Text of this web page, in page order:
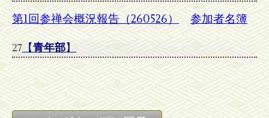
第1回参禅会概況報告（260526） 参加者名簿
27 【青年部】